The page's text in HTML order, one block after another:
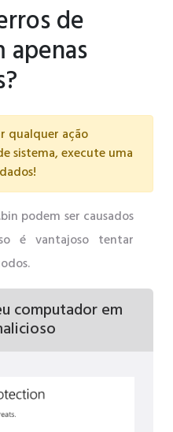
de
apenas
qualquer ação
sistema, execute uma
podem ser causados
é vantajoso tentar
computador em